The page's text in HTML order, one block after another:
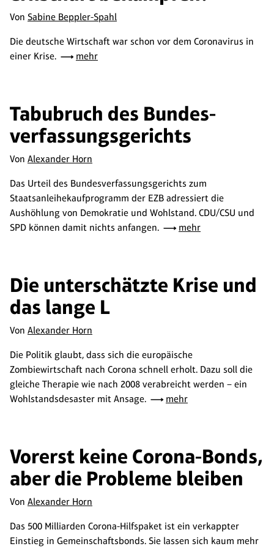
Von Sabine Beppler-Spahl
Die deutsche Wirtschaft war schon vor dem Coronavirus in
einer Krise.
mehr
Tabubruch des Bundes­
verfassungs­gerichts
Von Alexander Horn
Das Urteil des Bundesverfassungsgerichts zum
Staatsanleihekaufprogramm der EZB adressiert die
Aushöhlung von Demokratie und Wohlstand. CDU/CSU und
SPD können damit nichts anfangen.
mehr
Die unterschätzte Krise und
das lange L
Von Alexander Horn
Die Politik glaubt, dass sich die europäische
Zombiewirtschaft nach Corona schnell erholt. Dazu soll die
gleiche Therapie wie nach 2008 verabreicht werden – ein
Wohlstandsdesaster mit Ansage.
mehr
Vorerst keine Corona-Bonds,
aber die Probleme bleiben
Von Alexander Horn
Das 500 Milliarden Corona-Hilfspaket ist ein verkappter
Einstieg in Gemeinschaftsbonds. Sie lassen sich kaum mehr